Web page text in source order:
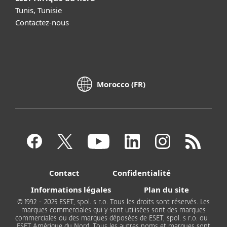
Tunis, Tunisie
Contactez-nous
Morocco (FR)
Contact
Confidentialité
Informations légales
Plan du site
© 1992 - 2025 ESET, spol. s r.o. Tous les droits sont réservés. Les
marques commerciales qui y sont utilisées sont des marques
commerciales ou des marques déposées de ESET, spol. s r.o. ou